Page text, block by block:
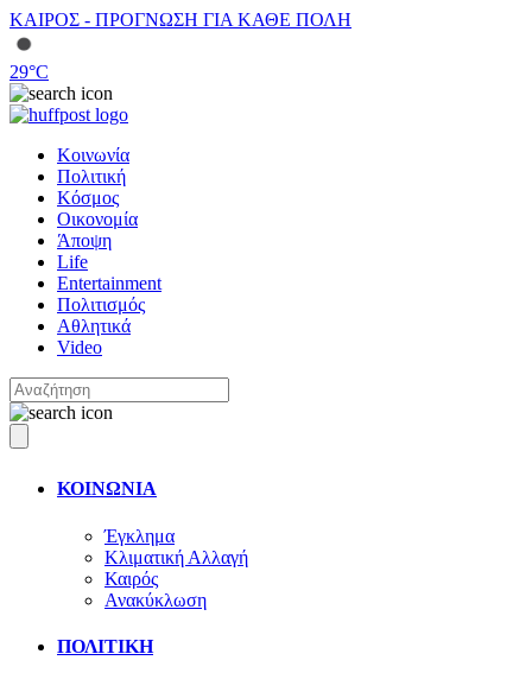
ΚΑΙΡΟΣ - ΠΡΟΓΝΩΣΗ ΓΙΑ ΚΑΘΕ ΠΟΛΗ
29°C
Κοινωνία
Πολιτική
Κόσμος
Οικονομία
Άποψη
Life
Entertainment
Πολιτισμός
Αθλητικά
Video
ΚΟΙΝΩΝΙΑ
Έγκλημα
Κλιματική Αλλαγή
Καιρός
Ανακύκλωση
ΠΟΛΙΤΙΚΗ